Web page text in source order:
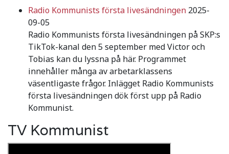
Radio Kommunists första livesändningen 2025-
09-05
Radio Kommunists första livesändningen på SKP:s
TikTok-kanal den 5 september med Victor och
Tobias kan du lyssna på här. Programmet
innehåller många av arbetarklassens
väsentligaste frågor. Inlägget Radio Kommunists
första livesändningen dök först upp på Radio
Kommunist.
TV Kommunist